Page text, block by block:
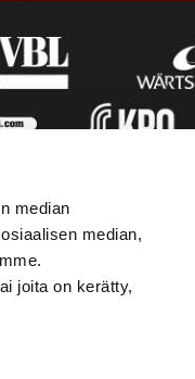
median
median,
joita on kerätty,